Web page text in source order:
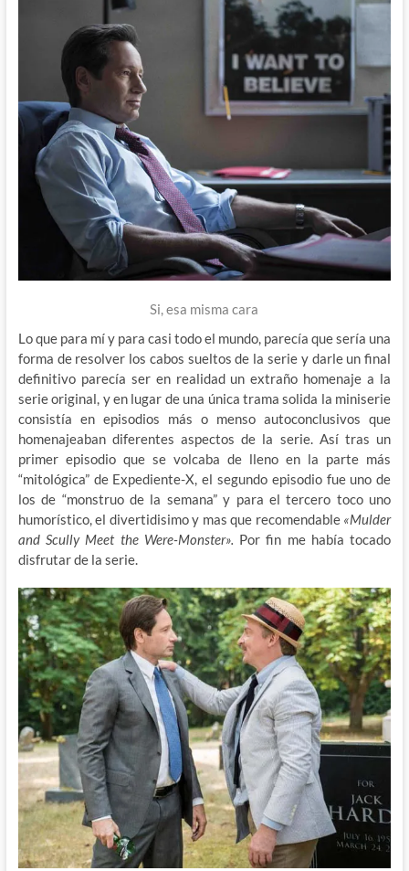
Si, esa misma cara
Lo que para mí y para casi todo el mundo, parecía que sería una
forma de resolver los cabos sueltos de la serie y darle un final
definitivo parecía ser en realidad un extraño homenaje a la
serie original, y en lugar de una única trama solida la miniserie
consistía en episodios más o menso autoconclusivos que
homenajeaban diferentes aspectos de la serie. Así tras un
primer episodio que se volcaba de lleno en la parte más
“mitológica” de Expediente-X, el segundo episodio fue uno de
los de “monstruo de la semana” y para el tercero toco uno
humorístico, el divertidisimo y mas que recomendable «Mulder
and Scully Meet the Were-Monster». Por fin me había tocado
disfrutar de la serie.